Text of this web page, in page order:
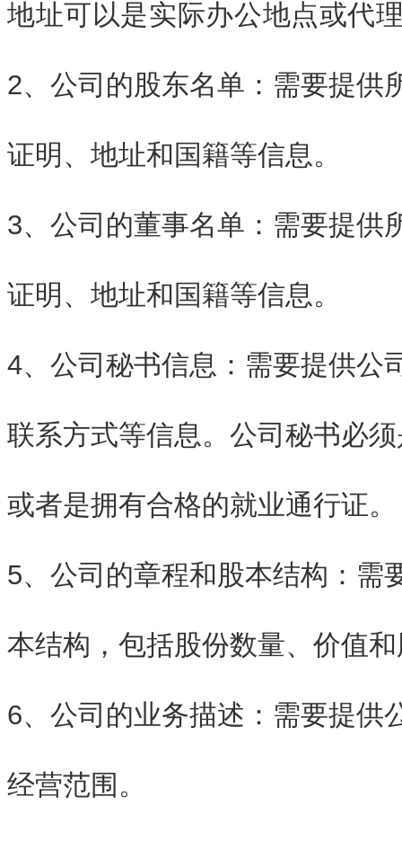
地址可以是实际办公地点或代
2、公司的股东名单：需要提供
证明、地址和国籍等信息。
3、公司的董事名单：需要提供
证明、地址和国籍等信息。
4、公司秘书信息：需要提供公
联系方式等信息。公司秘书必
或者是拥有合格的就业通行证。
5、公司的章程和股本结构：需
本结构，包括股份数量、价值
6、公司的业务描述：需要提供
经营范围。